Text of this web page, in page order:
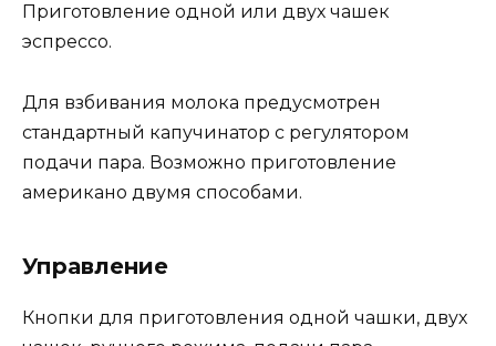
Приготовление одной или двух чашек
эспрессо.
Для взбивания молока предусмотрен
стандартный капучинатор с регулятором
подачи пара. Возможно приготовление
американо двумя способами.
Управление
Кнопки для приготовления одной чашки, двух